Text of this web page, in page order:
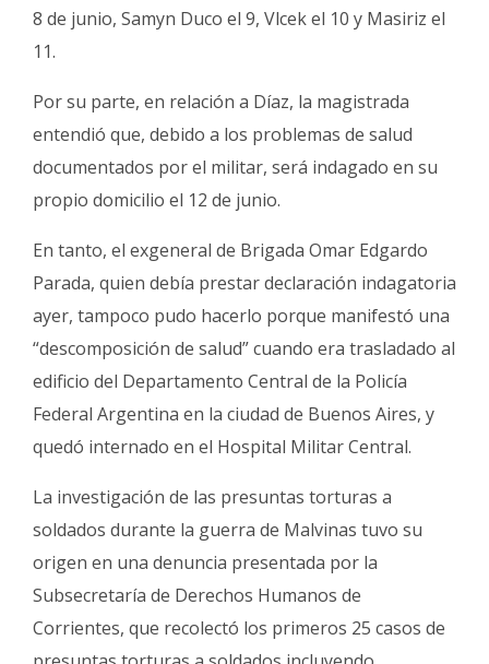
8 de junio, Samyn Duco el 9, Vlcek el 10 y Masiriz el
11.
Por su parte, en relación a Díaz, la magistrada
entendió que, debido a los problemas de salud
documentados por el militar, será indagado en su
propio domicilio el 12 de junio.
En tanto, el exgeneral de Brigada Omar Edgardo
Parada, quien debía prestar declaración indagatoria
ayer, tampoco pudo hacerlo porque manifestó una
“descomposición de salud” cuando era trasladado al
edificio del Departamento Central de la Policía
Federal Argentina en la ciudad de Buenos Aires, y
quedó internado en el Hospital Militar Central.
La investigación de las presuntas torturas a
soldados durante la guerra de Malvinas tuvo su
origen en una denuncia presentada por la
Subsecretaría de Derechos Humanos de
Corrientes, que recolectó los primeros 25 casos de